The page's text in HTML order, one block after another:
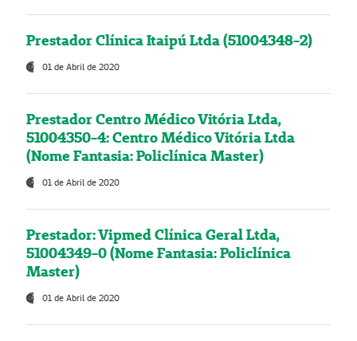
Prestador Clínica Itaipú Ltda (51004348-2)
01 de Abril de 2020
Prestador Centro Médico Vitória Ltda,
51004350-4: Centro Médico Vitória Ltda
(Nome Fantasia: Policlínica Master)
01 de Abril de 2020
Prestador: Vipmed Clínica Geral Ltda,
51004349-0 (Nome Fantasia: Policlínica
Master)
01 de Abril de 2020